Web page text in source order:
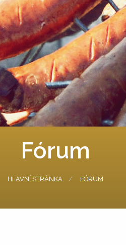
Fórum
HLAVNÍ STRÁNKA FÓRUM